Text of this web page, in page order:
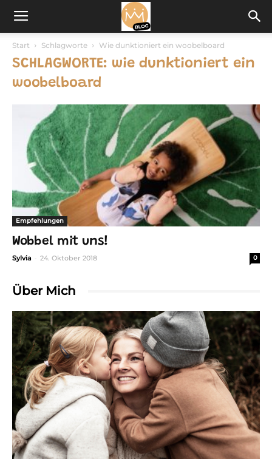
Start Schlagworte Wie dunktioniert ein woobelboard
SCHLAGWORTE: wie dunktioniert ein
woobelboard
Empfehlungen
Wobbel mit uns!
Sylvia - 24. Oktober 2018 0
Über Mich